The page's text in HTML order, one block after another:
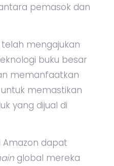
pemasok dan
telah mengajukan
buku besar
memanfaatkan
memastikan
yang dijual di
Amazon dapat
global mereka